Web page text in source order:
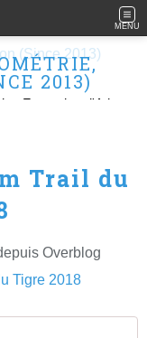
MENU
2013)
Trail du
Overblog